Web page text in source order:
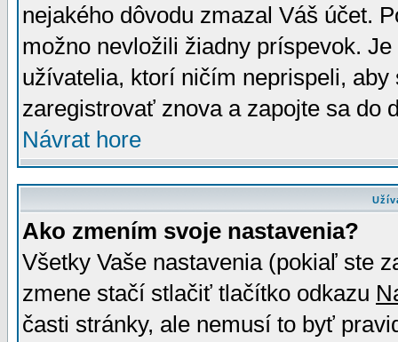
nejakého dôvodu zmazal Váš účet.
možno nevložili žiadny príspevok.
užívatelia, ktorí ničím neprispeli,
zaregistrovať znova a zapojte sa do
Návrat hore
Ako zmením svoje nastavenia?
Všetky Vaše nastavenia (pokiaľ ste
zmene stačí stlačiť tlačítko odkazu
časti stránky, ale nemusí to byť